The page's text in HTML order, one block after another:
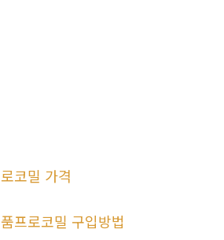
코밀 가격
프로코밀 구입방법